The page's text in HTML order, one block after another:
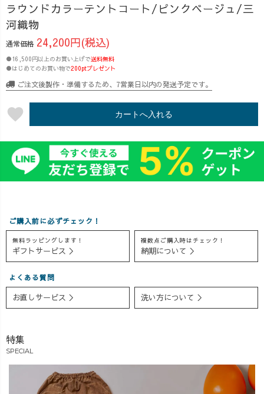
は インスタライ
ブのアーカイブ
をチェック👀✨
クーポン対象
アイテムはこち
パンツ ・ラウン
ドカラーテント
コート ・ガーゼ
ロンT ・8分丈バ
ルーンパンツセ
ット 春にぴっ
たりの新作アイ
テムが続々登場
みてくださいね
😊🙌✨ #春コ
ーデ #アラフォ
ーコーデ
カジュアルコー
デ #草木染め
ツが自分に合
カバーできるの
はどれ？」
�「アウターと
う取る？」 そん
なお悩みにお応
えしながら、�
それぞれのシル
エットの違い
や、�合わせ方
のポイントを丁
寧にお話ししま
っきり見えるバ
ランスや、�春
らしく軽やかに
ています🌸 アー
カイブを残して
迷っている」
た場面にもその
ら、こればっか
り履いてる。 そ
#40代ファッショ
ン #オフィスカ
ジュアル #体型
カバーコーデ #
大人女子コーデ
ラウンドカラーテントコート/ピンクベージュ/三
河織物
通常価格 24,200円(税込)
●16,500円以上のお買い上げで送料無料
●はじめてのお買い物で200ptプレゼント
ご注文後製作・準備するため、7営業日以内の発送予定です。
favorite カートへ入れる
ご購入前に必ずチェック！
無料ラッピングします！
ギフトサービス ＞
複数点ご購入時はチェック！
納期について ＞
よくある質問
お直しサービス ＞ 洗い方について ＞
特集
SPECIAL